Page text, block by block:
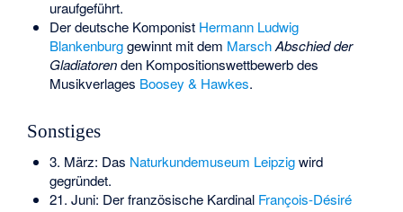
uraufgeführt.
Der deutsche Komponist Hermann Ludwig
Blankenburggewinnt mit dem Marsch Abschied der
Gladiatorenden Kompositionswettbewerb des
Musikverlages Boosey & Hawkes.
Sonstiges
3. März: Das Naturkundemuseum Leipzigwird
gegründet.
21. Juni: Der französische Kardinal François-Désiré